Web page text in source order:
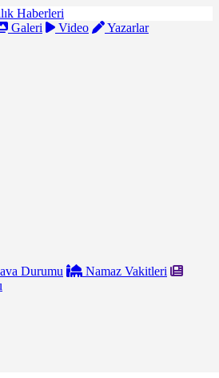
Galeri Video
Yazarlar
Durumu
Namaz Vakitleri